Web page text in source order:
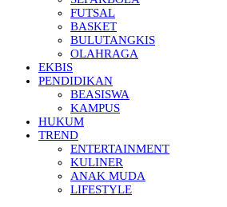
FUTSAL
BASKET
BULUTANGKIS
OLAHRAGA
EKBIS
PENDIDIKAN
BEASISWA
KAMPUS
HUKUM
TREND
ENTERTAINMENT
KULINER
ANAK MUDA
LIFESTYLE